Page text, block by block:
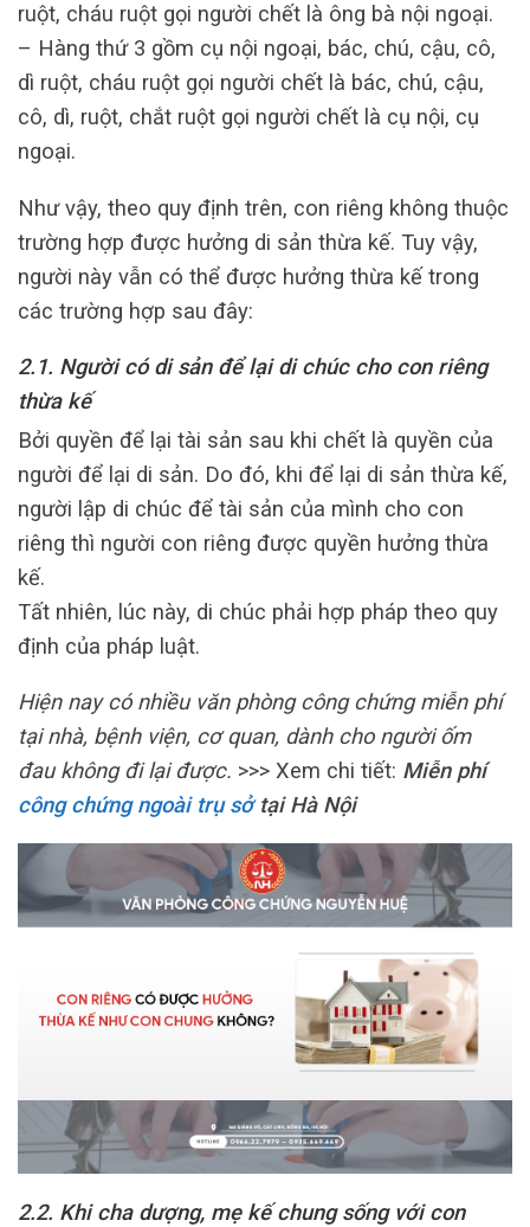
ruột, cháu ruột gọi người chết là ông bà nội ngoại.
– Hàng thứ 3 gồm cụ nội ngoại, bác, chú, cậu, cô,
dì ruột, cháu ruột gọi người chết là bác, chú, cậu,
cô, dì, ruột, chắt ruột gọi người chết là cụ nội, cụ
ngoại.
Như vậy, theo quy định trên, con riêng không thuộc
trường hợp được hưởng di sản thừa kế. Tuy vậy,
người này vẫn có thể được hưởng thừa kế trong
các trường hợp sau đây:
2.1. Người có di sản để lại di chúc cho con riêng
thừa kế
Bởi quyền để lại tài sản sau khi chết là quyền của
người để lại di sản. Do đó, khi để lại di sản thừa kế,
người lập di chúc để tài sản của mình cho con
riêng thì người con riêng được quyền hưởng thừa
kế.
Tất nhiên, lúc này, di chúc phải hợp pháp theo quy
định của pháp luật.
Hiện nay có nhiều văn phòng công chứng miễn phí
tại nhà, bệnh viện, cơ quan, dành cho người ốm
đau không đi lại được. >>> Xem chi tiết: Miễn phí
công chứng ngoài trụ sởtại Hà Nội
2.2. Khi cha dượng, mẹ kế chung sống với con